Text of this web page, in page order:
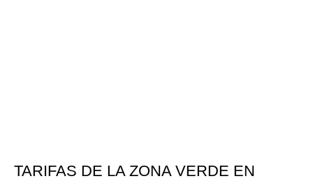
TARIFAS DE LA ZONA VERDE EN